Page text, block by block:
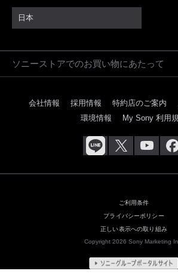
日本
ソニーストアでのお買い物にあたって
会社情報 採用情報 特約店のご案内
環境情報
My Sony 利用
ご利用条件
プライバシーポリシー
正しい表示への取り組み
Copyright 2026 Sony Marketing